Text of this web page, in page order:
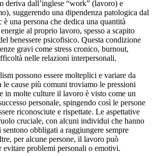
deriva dall’inglese “work” (lavoro) e
suggerendo una dipendenza patologica dal
una persona che dedica una quantità
al proprio lavoro, spesso a scapito
benessere psicofisico. Questa condizione
gravi come stress cronico, burnout,
nelle relazioni interpersonali.
possono essere molteplici e variare da
le cause più comuni troviamo le pressioni
in molte culture il lavoro è visto come un
personale, spingendo così le persone
riconosciute e rispettate. Le aspettative
cruciale, con alcuni individui che hanno
obbligati a raggiungere sempre
per alcune persone, il lavoro può
evitare problemi personali o emotivi.